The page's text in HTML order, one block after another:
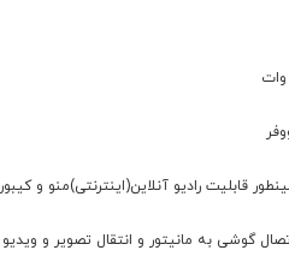
قابلیت رادیو آنلاین(اینترنتی)منو و